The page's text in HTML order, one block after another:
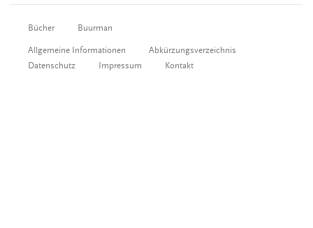
Bücher Buurman
Allgemeine Informationen
Abkürzungsverzeichnis
Datenschutz
Impressum Kontakt